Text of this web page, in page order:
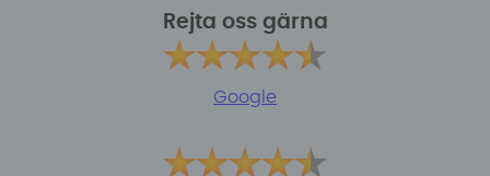
Rejta oss gärna
Google